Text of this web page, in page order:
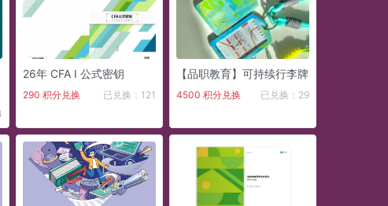
26年 CFA I 公式密钥
290 积分兑换 已兑换：121
【品职教育】可持续行李牌
4500 积分兑换 已兑换：29